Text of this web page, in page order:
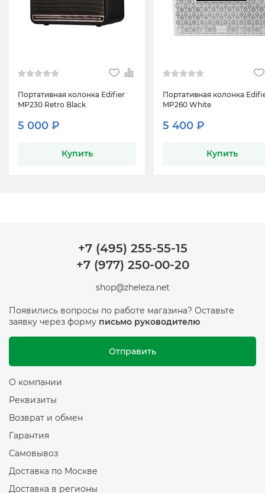
Портативная колонка Edifier
MP230 Retro Black
5 000 ₽
Купить
Портативная колонка
MP260 White
5 400 ₽
Купить
+7 (495) 255-55-15
+7 (977) 250-00-20
shop@zheleza.net
Появились вопросы по работе магазина? Оставьте
заявку через форму письмо руководителю
Отправить
О компании
Реквизиты
Возврат и обмен
Гарантия
Самовывоз
Доставка по Москве
Доставка в регионы